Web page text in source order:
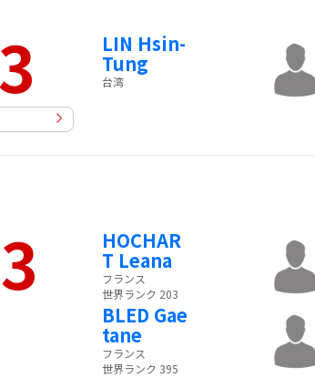
3 LIN Hsin-
Tung
台湾
3 HOCHAR
T Leana
フランス
世界ランク 203
BLED Gae
tane
フランス
世界ランク 395